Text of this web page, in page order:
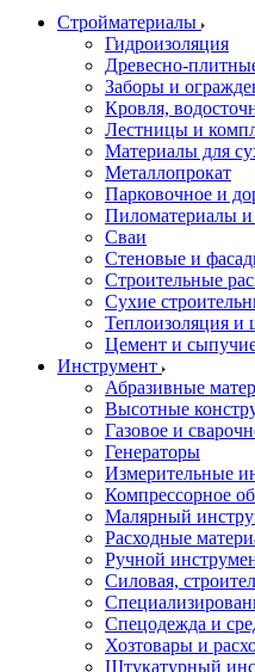
Стройматериалы
Гидроизоляция
Древесно-
Заборы и
Кровля,
Лестницы и
Материалы для
Металлопрокат
Парковочное и
Пиломатериалы и
Сваи
Стеновые и
Строительные
Сухие
Теплоизоляция и
Цемент и
Инструмент
Абразивные
Высотные
Газовое и
Генераторы
Измерительные
Компрессорное
Малярный
Расходные
Ручной
Силовая,
Спецодежда и
Хозтовары и
Штукатурный